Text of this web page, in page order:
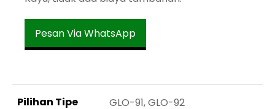
Pesan Via WhatsApp
Pilihan Tipe GLO-91, GLO-92